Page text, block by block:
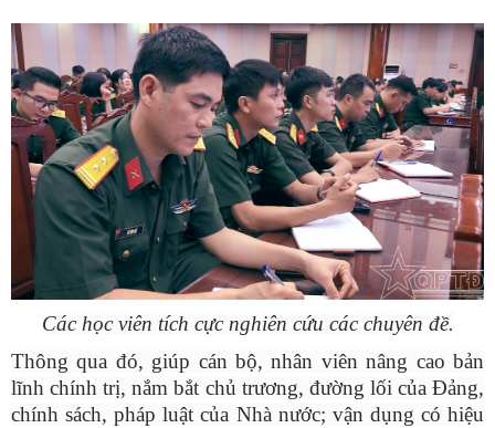
Các học viên tích cực nghiên cứu các chuyên đề.
Thông qua đó, giúp cán bộ, nhân viên nâng cao bản
lĩnh chính trị, nắm bắt chủ trương, đường lối của Đảng,
chính sách, pháp luật của Nhà nước; vận dụng có hiệu